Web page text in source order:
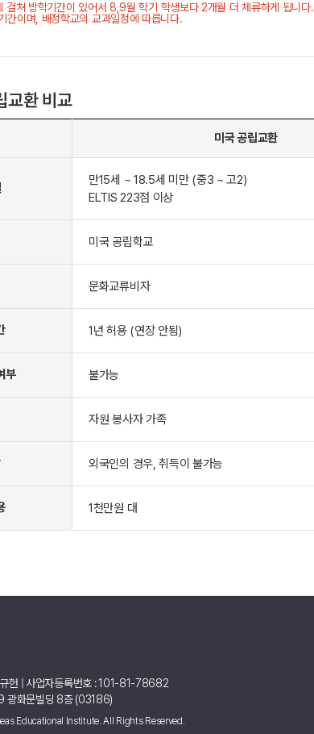
쳐 방학기간이 있어서 8,9월 학기 학생보다 2개월 더 체류하게 됩니다.
간이며, 배정학교의 교과일정에 따릅니다.
교환 비교
미국 공립교환
만15세 ~ 18.5세 미만 (중3 ~ 고2)
ELTIS 223점 이상
미국 공립학교
문화교류비자
1년 허용 (연장 안됨)
부 불가능
자원 봉사자 가족
외국인의 경우, 취득이 불가능
1천만원 대
규헌 | 사업자등록번호 : 101-81-78682
광화문빌딩 8층 (03186)
Educational Institute. All Rights Reserved.